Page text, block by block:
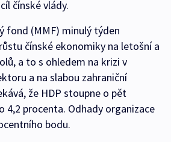
čínské vlády.
fond (MMF) minulý týden
čínské ekonomiky na letošní a
a to s ohledem na krizi v
a na slabou zahraniční
že HDP stoupne o pět
4,2 procenta. Odhady organizace
bodu.